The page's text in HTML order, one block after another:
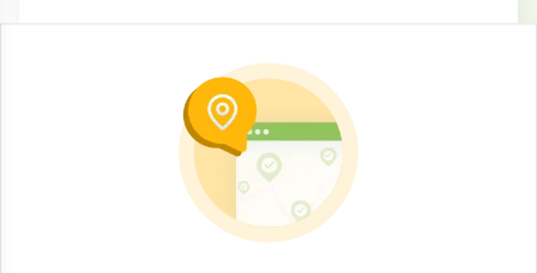
Combo de pizzas mixtas y cervezas
JAM-001-111
Este producto está limitado a los usuarios mayores de 21 años